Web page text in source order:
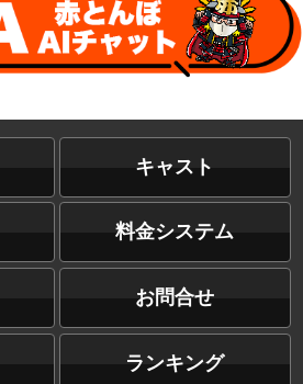
キャスト
料金システム
お問合せ
ランキング